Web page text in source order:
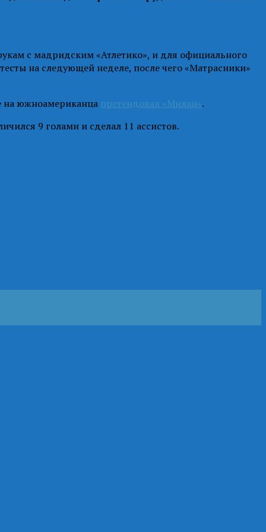
с мадридским «Атлетико», и для официального
на следующей неделе, после чего «Матрасники»
на южноамериканца претендовал «Милан».
9 голами и сделал 11 ассистов.